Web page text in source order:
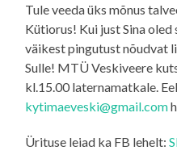
Tule veeda üks mõnus
Kütiorus! Kui just Sina oled
väikest pingutust nõudvat
Sulle! MTÜ Veskiveere
kl.15.00 laternamatkale.
kytimaeveski@gmail.com
Ürituse leiad ka FB lehelt: